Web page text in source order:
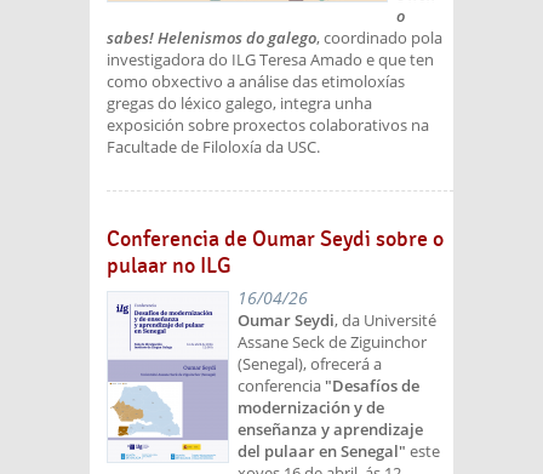
o
sabes! Helenismos do galego, coordinado pola
investigadora do ILG Teresa Amado e que ten
como obxectivo a análise das etimoloxías
gregas do léxico galego, integra unha
exposición sobre proxectos colaborativos na
Facultade de Filoloxía da USC.
Conferencia de Oumar Seydi sobre o
pulaar no ILG
16/04/26
Oumar Seydi, da Université
Assane Seck de Ziguinchor
(Senegal), ofrecerá a
conferencia "Desafíos de
modernización y de
enseñanza y aprendizaje
del pulaar en Senegal" este